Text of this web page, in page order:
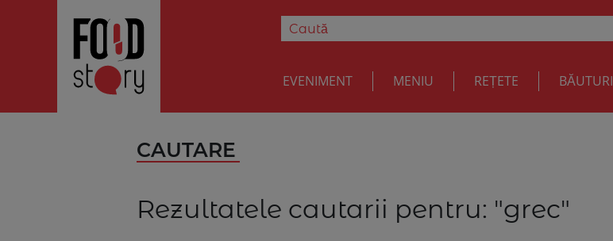
EVENIMENT MENIU REȚETE BĂUTURI
CAUTARE
Rezultatele cautarii pentru: "grec"